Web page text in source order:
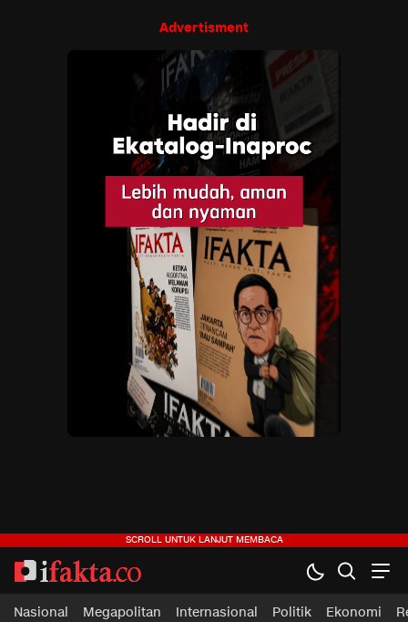
Advertisment
ifakta.co
#pastibenar
Nasional Megapolitan Internasional Politik Ekonomi